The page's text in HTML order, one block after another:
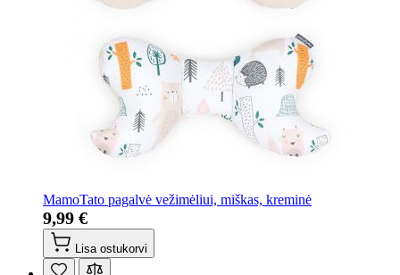
MamoTato pagalvė vežimėliui, miškas, kreminė
9,99 €
Lisa ostukorvi